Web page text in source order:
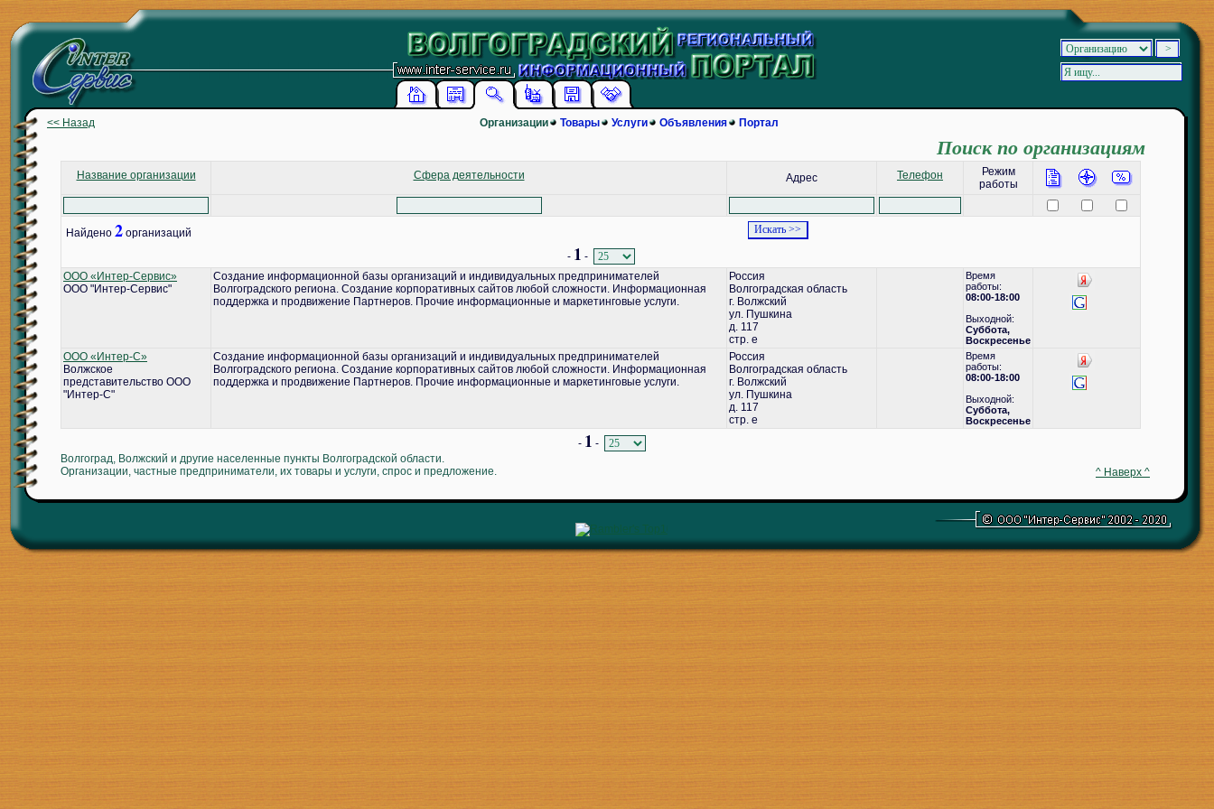
<< Назад Организации Товары Услуги Объявления Портал
Поиск по организациям
Название организации Сфера деятельности Адрес Телефон
Режим
работы
Найдено 2 организаций
- 1 -
ООО «Интер-Сервис»
ООО "Интер-Сервис"
Создание информационной базы организаций и индивидуальных предпринимателей
Волгоградского региона. Создание корпоративных сайтов любой сложности. Информационная
поддержка и продвижение Партнеров. Прочие информационные и маркетинговые услуги.
Россия
Волгоградская область
г. Волжский
ул. Пушкина
д. 117
стр. е
Время
работы:
08:00-18:00
Выходной:
Суббота,
Воскресенье
ООО «Интер-С»
Волжское
представительство ООО
"Интер-С"
Создание информационной базы организаций и индивидуальных предпринимателей
Волгоградского региона. Создание корпоративных сайтов любой сложности. Информационная
поддержка и продвижение Партнеров. Прочие информационные и маркетинговые услуги.
Россия
Волгоградская область
г. Волжский
ул. Пушкина
д. 117
стр. е
Время
работы:
08:00-18:00
Выходной:
Суббота,
Воскресенье
- 1 -
Волгоград, Волжский и другие населенные пункты Волгоградской области.
Организации, частные предприниматели, их товары и услуги, спрос и предложение.
^ Наверх ^